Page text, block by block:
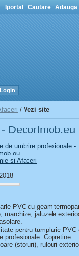
Iportal Cautare Adauga
/ Vezi site
DecorImob.eu
de umbrire profesionale -
si Afaceri
PVC cu geam
marchize, jaluzele
pentru tamplarie PVC
profesionale. Copretine
(storuri), rulouri